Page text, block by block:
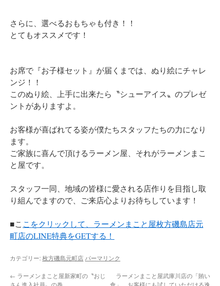
さらに、選べるおもちゃも付き！！
とてもオススメです！
お席で『お子様セット』が届くまでは、ぬり絵にチャレ
ンジ！！
このぬり絵、上手に出来たら〝シューアイス〟のプレゼ
ントがありますよ。
お客様が喜ばれてる姿が僕たちスタッフたちの力になり
ます。
ご家族に喜んで頂けるラーメン屋、それがラーメンまこ
と屋です。
スタッフ一同、地域の皆様に愛される店作りを目指し取
り組んでますので、ご来店心よりお待ちしています！
■こ こをクリックして、ラーメンまこと屋枚方磯島店元
町店のLINE特典をGETする！
カテゴリー:枚方磯島元町店 パーマリンク
← ラーメンまこと屋新家町の〝おじ
さん進入社員〟の巻
ラーメンまこと屋武庫川店の「賄い
食」、お客様にも試していただける逸